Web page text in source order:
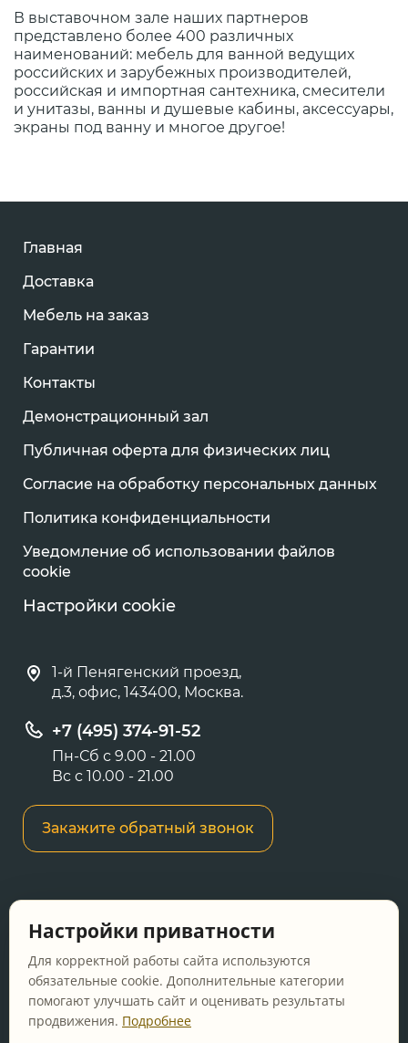
В выставочном зале наших партнеров
представлено более 400 различных
наименований: мебель для ванной ведущих
российских и зарубежных производителей,
российская и импортная сантехника, смесители
и унитазы, ванны и душевые кабины, аксессуары,
экраны под ванну и многое другое!
Главная
Доставка
Мебель на заказ
Гарантии
Контакты
Демонстрационный зал
Публичная оферта для физических лиц
Согласие на обработку персональных данных
Политика конфиденциальности
Уведомление об использовании файлов
cookie
Настройки cookie
1-й Пенягенский проезд,
д.3, офис, 143400, Москва.
+7 (495) 374-91-52
Пн-Сб с 9.00 - 21.00
Вс с 10.00 - 21.00
Закажите обратный звонок
сайте носит информационный характер и не
является публичной офертой, определяемой
положениями Статьи 437 ГК РФ.
Перед оформлением заказа уточняйте
актуальную цену у менеджера по телефону.
Настройки приватности
Для корректной работы сайта используются
обязательные cookie. Дополнительные категории
помогают улучшать сайт и оценивать результаты
продвижения. Подробнее